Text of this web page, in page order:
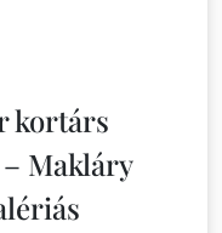
kortárs
Makláry